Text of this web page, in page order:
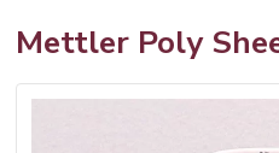
Mettler Poly